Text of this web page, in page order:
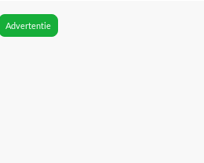
Advertentie